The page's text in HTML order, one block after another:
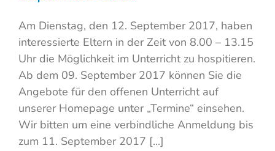
Am Dienstag, den 12. September 2017, haben
interessierte Eltern in der Zeit von 8.00 – 13.15
Uhr die Möglichkeit im Unterricht zu hospitieren.
Ab dem 09. September 2017 können Sie die
Angebote für den offenen Unterricht auf
unserer Homepage unter „Termine“ einsehen.
Wir bitten um eine verbindliche Anmeldung bis
zum 11. September 2017 [...]